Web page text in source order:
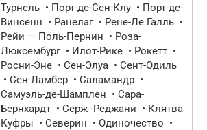
Турнель • Порт-де-Сен-Клу • Порт-де-
Винсенн • Ранелаг • Рене-Ле Галль •
Рейи — Поль-Пернин • Роза-
Люксембург • Илот-Рике • Рокетт •
Росни-Эне • Сен-Элуа • Сент-Одиль
• Сен-Ламбер • Саламандр •
Самуэль-де-Шамплен • Сара-
Бернхардт • Серж -Реджани • Клятва
Куфры • Северин • Одиночество •